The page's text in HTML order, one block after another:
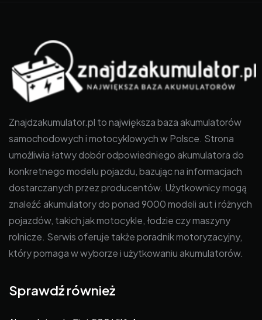
Znajdzakumulator.pl to największa baza akumulatorów
samochodowych i motocyklowych w Polsce. Strona
umożliwia łatwy dobór odpowiedniego akumulatora do
konkretnego modelu pojazdu, bazując na informacjach
dostarczanych przez producentów. Użytkownicy mogą
znaleźć akumulatory do ponad 9000 modeli aut i różnych
pojazdów, takich jak motocykle, łodzie czy maszyny
rolnicze. Serwis oferuje także poradnik motoryzacyjny,
który pomaga w wyborze i użytkowaniu akumulatorów.
Sprawdź również